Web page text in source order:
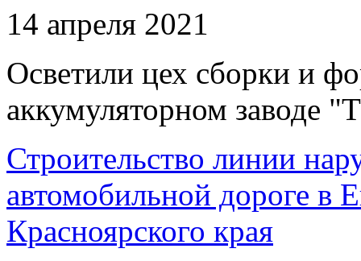
14 апреля 2021
Осветили цех сборки и
аккумуляторном заводе
Строительство линии
автомобильной дороге в
Красноярского края